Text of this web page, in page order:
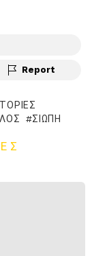
Report
ΣΙΩΠΗ͂